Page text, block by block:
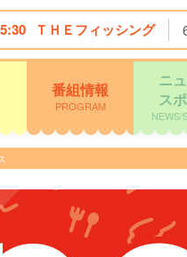
5:30 ＴＨＥフィッシング
番組情報
PROGRAM
ニ
ス
NEWS/